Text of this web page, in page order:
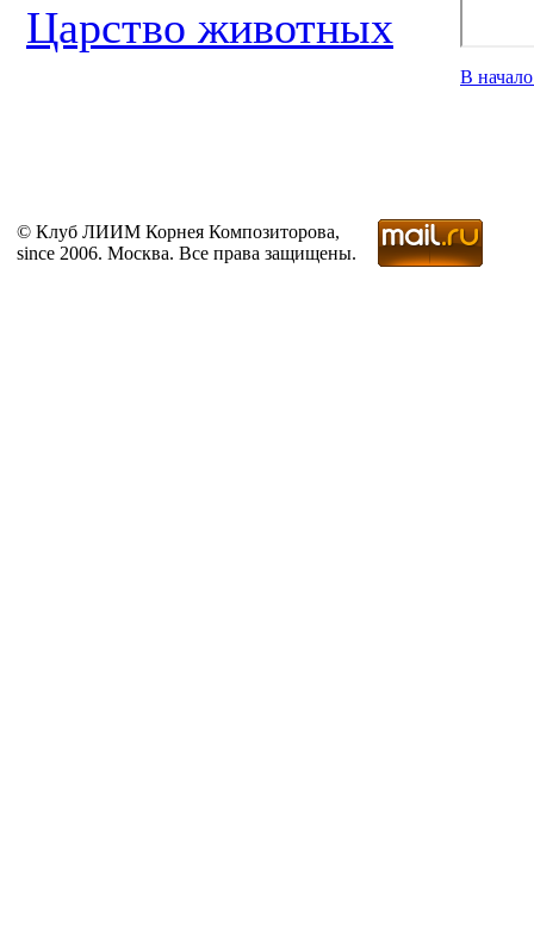
Царство животных
В
© Клуб ЛИИМ Корнея Композиторова,
since 2006. Москва. Все права защищены.